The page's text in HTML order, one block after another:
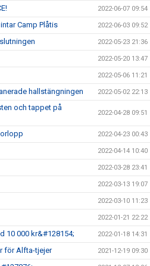
2022-06-07 09:54
Camp Plåtis 2022-06-03 09:52
2022-05-23 21:36
2022-05-20 13:47
2022-05-06 11:21
hallstängningen 2022-05-02 22:13
och tappet på
2022-04-28 09:51
2022-04-23 00:43
2022-04-14 10:40
2022-03-28 23:41
2022-03-13 19:07
2022-03-10 11:23
2022-01-21 22:22
10 000 kr&#128154; 2022-01-18 14:31
för Alfta-tjejer 2021-12-19 09:30